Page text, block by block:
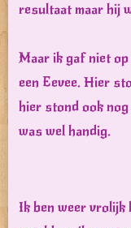
resultaat maar hij
Maar ik gaf niet
een Eevee. Hier
hier stond ook
was wel handig.
Ik ben weer vrolijk